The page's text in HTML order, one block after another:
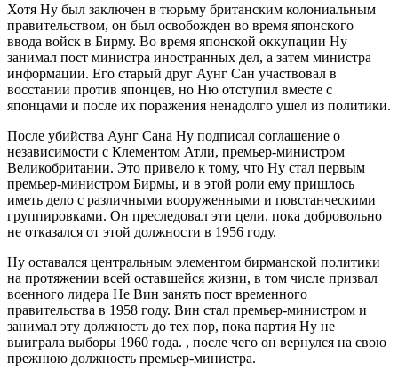
Хотя Ну был заключен в тюрьму британским колониальным
правительством, он был освобожден во время японского
ввода войск в Бирму. Во время японской оккупации Ну
занимал пост министра иностранных дел, а затем министра
информации. Его старый друг Аунг Сан участвовал в
восстании против японцев, но Ню отступил вместе с
японцами и после их поражения ненадолго ушел из политики.
После убийства Аунг Сана Ну подписал соглашение о
независимости с Клементом Атли, премьер-министром
Великобритании. Это привело к тому, что Ну стал первым
премьер-министром Бирмы, и в этой роли ему пришлось
иметь дело с различными вооруженными и повстанческими
группировками. Он преследовал эти цели, пока добровольно
не отказался от этой должности в 1956 году.
Ну оставался центральным элементом бирманской политики
на протяжении всей оставшейся жизни, в том числе призвал
военного лидера Не ​​Вин занять пост временного
правительства в 1958 году. Вин стал премьер-министром и
занимал эту должность до тех пор, пока партия Ну не
выиграла выборы 1960 года. , после чего он вернулся на свою
прежнюю должность премьер-министра.